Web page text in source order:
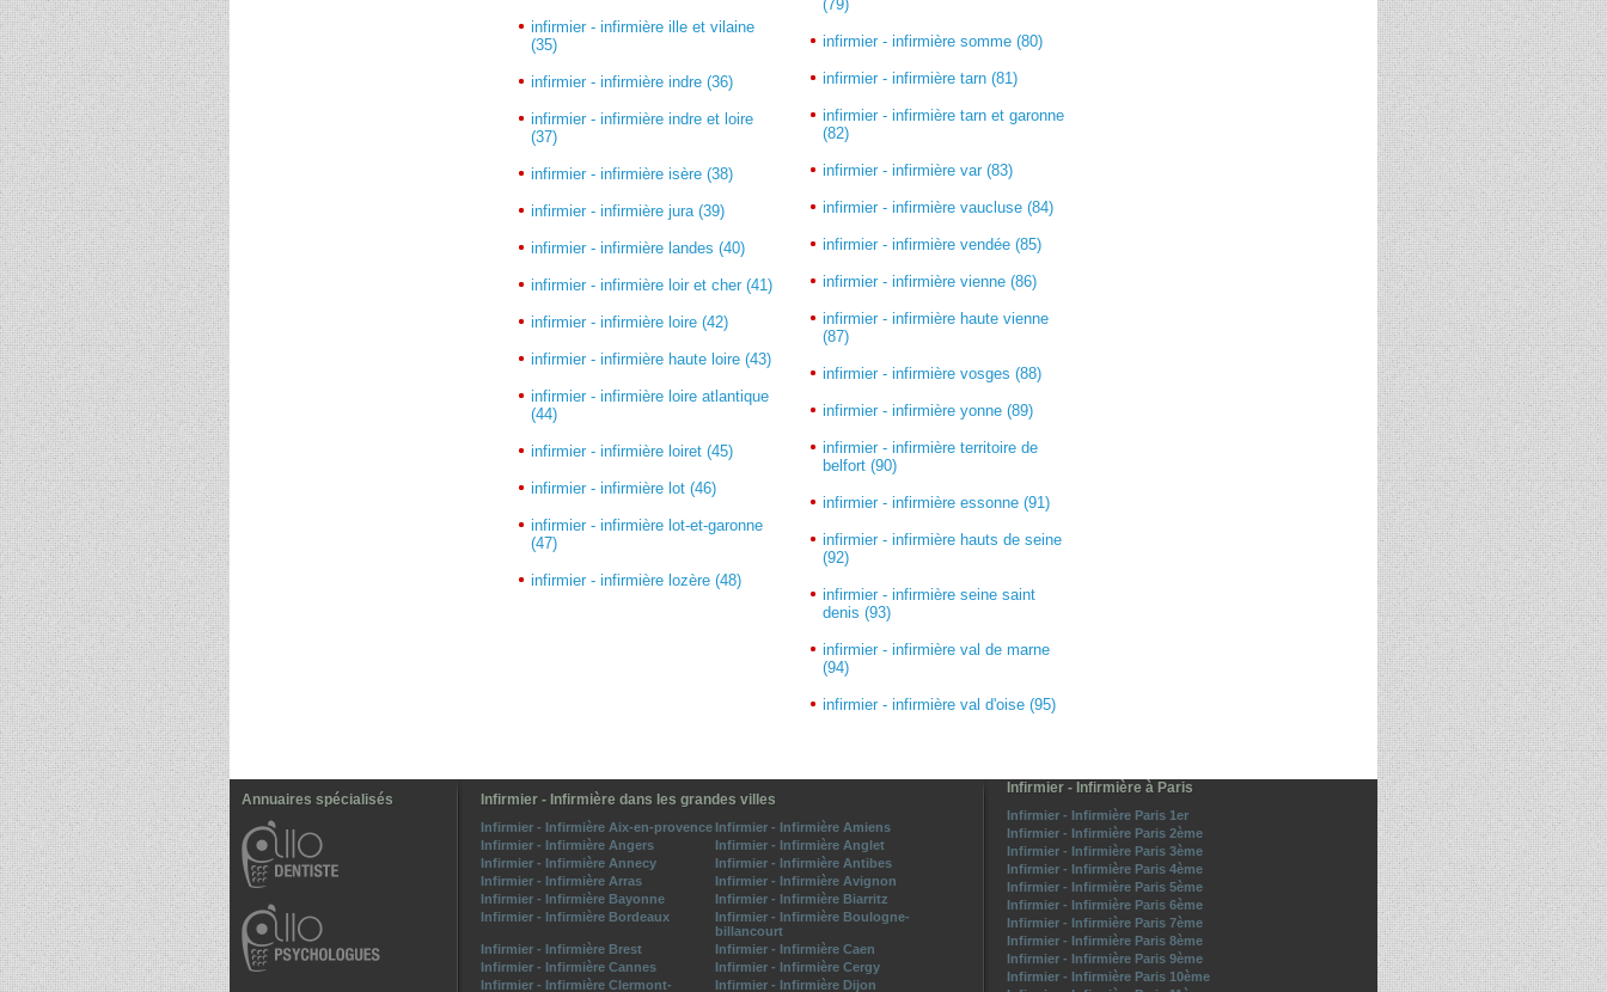
infirmier - infirmière ille et vilaine
(35)
infirmier - infirmière indre (36)
infirmier - infirmière indre et loire
(37)
infirmier - infirmière isère (38)
infirmier - infirmière jura (39)
infirmier - infirmière landes (40)
infirmier - infirmière loir et cher (41)
infirmier - infirmière loire (42)
infirmier - infirmière haute loire (43)
infirmier - infirmière loire atlantique
(44)
infirmier - infirmière loiret (45)
infirmier - infirmière lot (46)
infirmier - infirmière lot-et-garonne
(47)
infirmier - infirmière lozère (48)
(79)
infirmier - infirmière somme (80)
infirmier - infirmière tarn (81)
infirmier - infirmière tarn et garonne
(82)
infirmier - infirmière var (83)
infirmier - infirmière vaucluse (84)
infirmier - infirmière vendée (85)
infirmier - infirmière vienne (86)
infirmier - infirmière haute vienne
(87)
infirmier - infirmière vosges (88)
infirmier - infirmière yonne (89)
infirmier - infirmière territoire de
belfort (90)
infirmier - infirmière essonne (91)
infirmier - infirmière hauts de seine
(92)
infirmier - infirmière seine saint
denis (93)
infirmier - infirmière val de marne
(94)
infirmier - infirmière val d'oise (95)
Annuaires spécialisés Infirmier - Infirmière dans les grandes villes
Infirmier - Infirmière Aix-en-provence Infirmier - Infirmière Amiens
Infirmier - Infirmière Angers
Infirmier - Infirmière Anglet
Infirmier - Infirmière Annecy
Infirmier - Infirmière Antibes
Infirmier - Infirmière Arras
Infirmier - Infirmière Avignon
Infirmier - Infirmière Bayonne
Infirmier - Infirmière Biarritz
Infirmier - Infirmière Bordeaux
Infirmier - Infirmière Boulogne-
billancourt
Infirmier - Infirmière Brest
Infirmier - Infirmière Caen
Infirmier - Infirmière Cannes
Infirmier - Infirmière Cergy
Infirmier - Infirmière Clermont-
Infirmier - Infirmière Dijon
Infirmier - Infirmière à Paris
Infirmier - Infirmière Paris 1er
Infirmier - Infirmière Paris 2ème
Infirmier - Infirmière Paris 3ème
Infirmier - Infirmière Paris 4ème
Infirmier - Infirmière Paris 5ème
Infirmier - Infirmière Paris 6ème
Infirmier - Infirmière Paris 7ème
Infirmier - Infirmière Paris 8ème
Infirmier - Infirmière Paris 9ème
Infirmier - Infirmière Paris 10ème